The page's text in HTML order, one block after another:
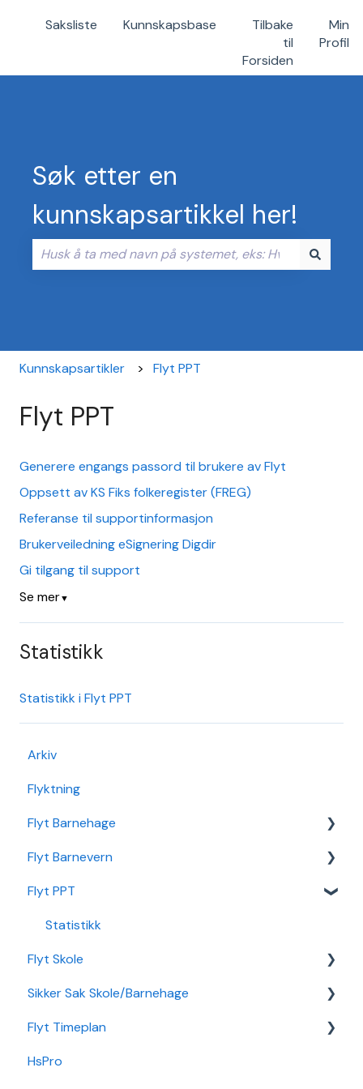
Saksliste Kunnskapsbase
Tilbake
til
Forsiden
Min
Profil
Søk etter en
kunnskapsartikkel her!
Kunnskapsartikler Flyt PPT
Flyt PPT
Generere engangs passord til brukere av Flyt
Oppsett av KS Fiks folkeregister (FREG)
Referanse til supportinformasjon
Brukerveiledning eSignering Digdir
Gi tilgang til support
Se mer▼
Statistikk
Statistikk i Flyt PPT
Arkiv
Flyktning
Flyt Barnehage
Flyt Barnehage Hjelpeside
Min Barnehage (app)
Redusert foreldrebetaling
Sikker Sak Barnehage
Flyt Barnevern
Autopay
Vedtak
Ansatt
Økonomi
Nettverk
Flyt PPT
Statistikk
Flyt Skole
Integrasjon Sikker Sak
Elevportal
Foresattportal
Sikker Sak Skole/Barnehage
Godkjenning
Hendelse
Flyt Timeplan
Daglig bruk
HsPro